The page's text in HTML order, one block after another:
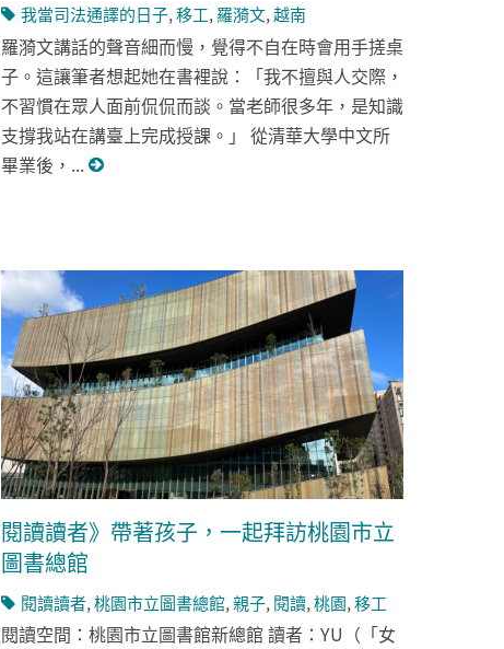
我當司法通譯的日子,移工, 羅漪文,越南
羅漪文講話的聲音細而慢，覺得不自在時會用手搓桌
子。這讓筆者想起她在書裡說：「我不擅與人交際，
不習慣在眾人面前侃侃而談。當老師很多年，是知識
支撐我站在講臺上完成授課。」 從清華大學中文所
畢業後，...
閱讀讀者》帶著孩子，一起拜訪桃園市立
圖書總館
閱讀讀者,桃園市立圖書總館,親子, 閱讀,桃園,移工
閱讀空間：桃園市立圖書館新總館 讀者：YU（「女